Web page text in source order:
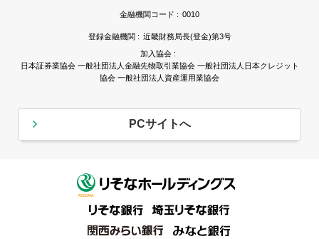
金融機関コード : 0010
登録金融機関 : 近畿財務局長(登金)第3号
加入協会 :
日本証券業協会 一般社団法人金融先物取引業協会 一般社団法人日本クレジット
協会 一般社団法人資産運用業協会
PCサイトへ